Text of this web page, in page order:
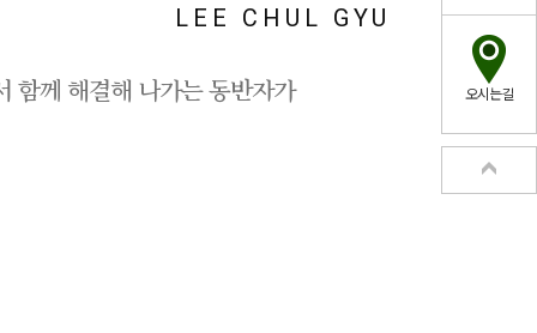
LEE CHUL GYU
함께 해결해 나가는 동반자가
오시는길